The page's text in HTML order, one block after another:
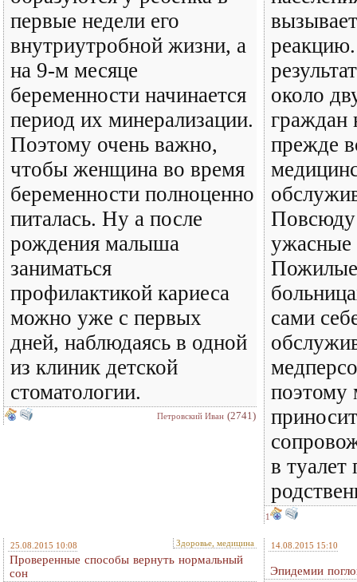
первые недели его
внутриутробной жизни, а
на 9‑м месяце
беременности начинается
период их минерализации.
Поэтому очень важно,
чтобы женщина во время
беременности полноценно
питалась. Ну а после
рождения малыша
заниматься
профилактикой кариеса
можно уже с первых
дней, наблюдаясь в одной
из клиник детской
стоматологии.
Петровский Иван (2741)
около
граждан
прежде
Повсюду
ужасные
сами
поэтому
в туалет
1
25.08.2015 10:08 Здоровье, медицина
Проверенные способы вернуть нормальный
сон
14.08.2015 15:10
Эпидемии